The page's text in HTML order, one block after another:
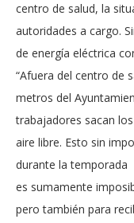
centro de salud, la
autoridades a cargo.
de energía eléctrica
“Afuera del centro de
metros del
trabajadores sacan
aire libre. Esto sin
durante la temporada
es sumamente
pero también para